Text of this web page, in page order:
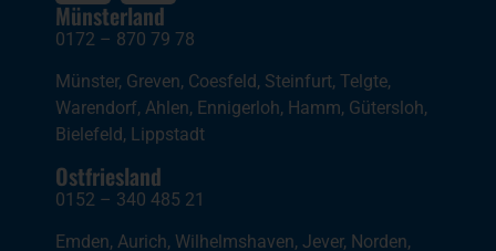
Münsterland
0172 – 870 79 78
Münster, Greven, Coesfeld, Steinfurt, Telgte,
Warendorf, Ahlen, Ennigerloh, Hamm, Gütersloh,
Bielefeld, Lippstadt
Ostfriesland
0152 – 340 485 21
Emden, Aurich, Wilhelmshaven, Jever, Norden,